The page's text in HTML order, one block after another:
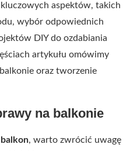
aspektów, takich
wybór odpowiednich
DIY do ozdabiania
artykułu omówimy
oraz tworzenie
na balkonie
, warto zwrócić uwagę